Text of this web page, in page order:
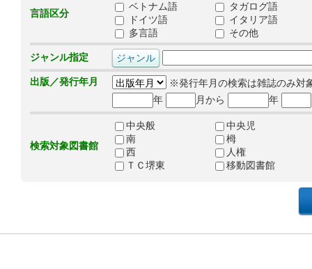
言語区分
ベトナム語
タガログ語
ドイツ語
イタリア語
多言語
その他
ジャンル指定
出版／発行年月
※発行年月の検索は雑誌のみ対
年
月から 年
検索対象図書館
中央般
中央児
南
栂
西
人権
ＴＣ堺東
移動図書館